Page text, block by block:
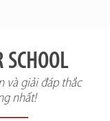
và giải đáp thắc
nhất!